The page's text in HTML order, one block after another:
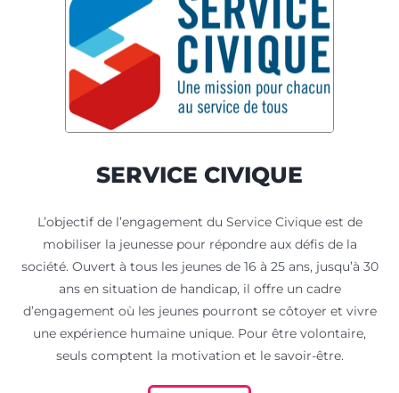
SERVICE CIVIQUE
L’objectif de l’engagement du Service Civique est de
mobiliser la jeunesse pour répondre aux défis de la
société. Ouvert à tous les jeunes de 16 à 25 ans, jusqu’à 30
ans en situation de handicap, il offre un cadre
d’engagement où les jeunes pourront se côtoyer et vivre
une expérience humaine unique. Pour être volontaire,
seuls comptent la motivation et le savoir-être.